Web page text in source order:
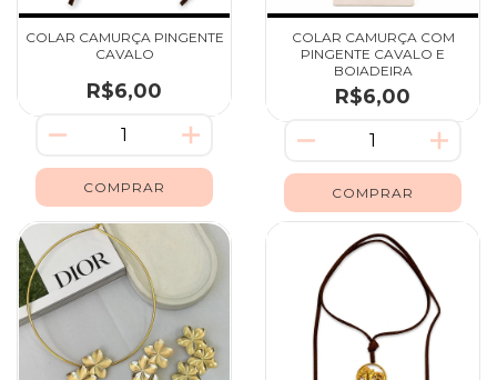
COLAR CAMURÇA PINGENTE
CAVALO
R$6,00
COLAR CAMURÇA COM
PINGENTE CAVALO E
BOIADEIRA
R$6,00